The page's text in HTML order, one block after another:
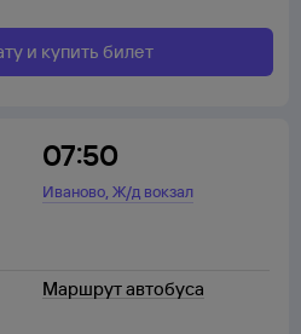
и купить билет
07:50
Иваново,Ж/д вокзал
Маршрут автобуса